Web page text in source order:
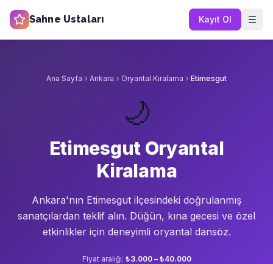
Sahne Ustaları Kayıt Ol
Ana Sayfa Ankara Oryantal Kiralama Etimesgut
🌙
Etimesgut Oryantal
Kiralama
Ankara'nın Etimesgut ilçesindeki doğrulanmış
sanatçılardan teklif alın. Düğün, kına gecesi ve özel
etkinlikler için deneyimli oryantal dansöz.
Fiyat aralığı: ₺3.000 – ₺40.000